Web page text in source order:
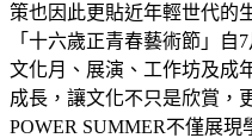
策也因此更貼近年輕世代的
「十六歲正青春藝術節」自
文化月、展演、工作坊及成
成長，讓文化不只是欣賞，
POWER SUMMER不僅展